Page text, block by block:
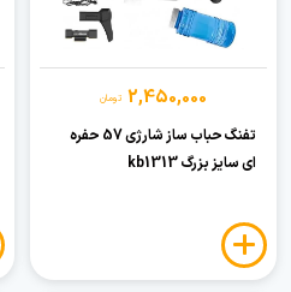
2,450,000 تومان
تفنگ حباب ساز شارژی 57 حفره
ای سایز بزرگ kb1313